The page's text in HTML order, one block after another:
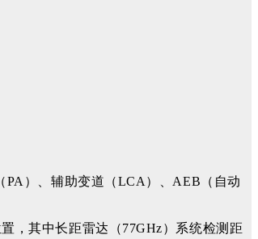
PA）、辅助变道（LCA）、AEB（自动
，其中长距雷达（77GHz）系统检测距